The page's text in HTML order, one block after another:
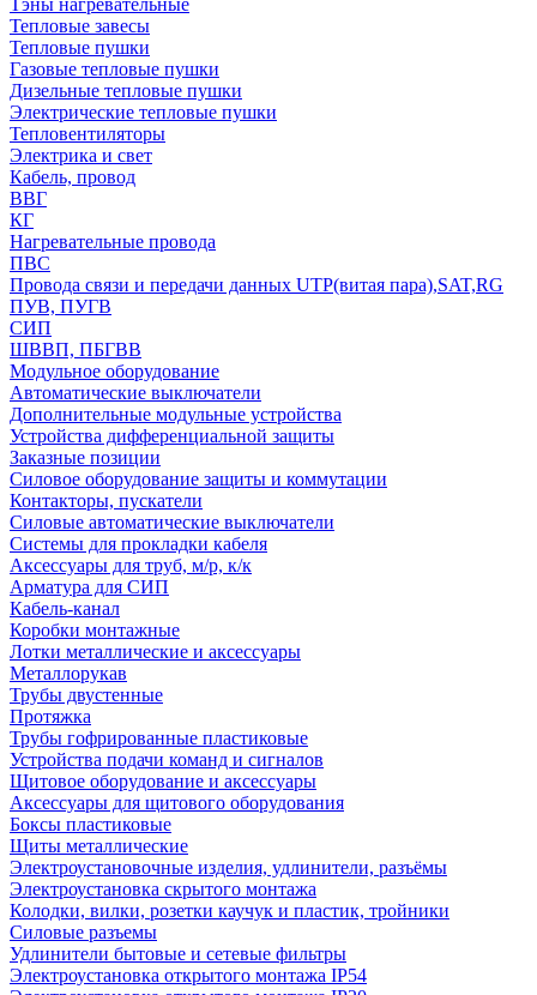
Тэны нагревательные
Тепловые завесы
Тепловые пушки
Газовые тепловые пушки
Дизельные тепловые пушки
Электрические тепловые пушки
Тепловентиляторы
Электрика и свет
Кабель, провод
ВВГ
КГ
Нагревательные провода
ПВС
Провода связи и передачи данных UTP(витая пара),SAT,RG
ПУВ, ПУГВ
СИП
ШВВП, ПБГВВ
Модульное оборудование
Автоматические выключатели
Дополнительные модульные устройства
Устройства дифференциальной защиты
Заказные позиции
Силовое оборудование защиты и коммутации
Контакторы, пускатели
Силовые автоматические выключатели
Системы для прокладки кабеля
Аксессуары для труб, м/р, к/к
Арматура для СИП
Кабель-канал
Коробки монтажные
Лотки металлические и аксессуары
Металлорукав
Трубы двустенные
Протяжка
Трубы гофрированные пластиковые
Устройства подачи команд и сигналов
Щитовое оборудование и аксессуары
Аксессуары для щитового оборудования
Боксы пластиковые
Щиты металлические
Электроустановочные изделия, удлинители, разъёмы
Электроустановка скрытого монтажа
Колодки, вилки, розетки каучук и пластик, тройники
Силовые разъемы
Удлинители бытовые и сетевые фильтры
Электроустановка открытого монтажа IP54